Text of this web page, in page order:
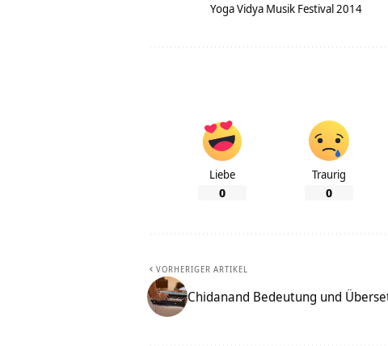
Yoga Vidya Musik Festival 2014
Liebe
0
Traurig
0
VORHERIGER ARTIKEL
Chidanand Bedeutung und